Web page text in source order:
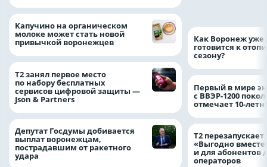
Капучино на органическом
молоке может стать новой
привычкой воронежцев
Т2 занял первое место
по набору бесплатных
сервисов цифровой защиты —
Json & Partners
Депутат Госдумы добивается
выплат воронежцам,
пострадавшим от ракетного
удара
Как Воронеж уже
готовится к
сезону?
Первый в мире
с ВВЭР-1200
отмечает 10-
Т2
«Выгодно
и для абонентов
операторов